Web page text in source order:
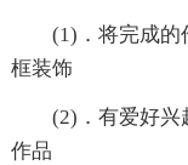
(1)．将完成的
框装饰
(2)．有爱好兴
作品